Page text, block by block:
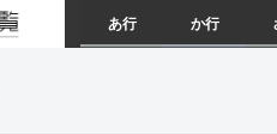
あ行 か行